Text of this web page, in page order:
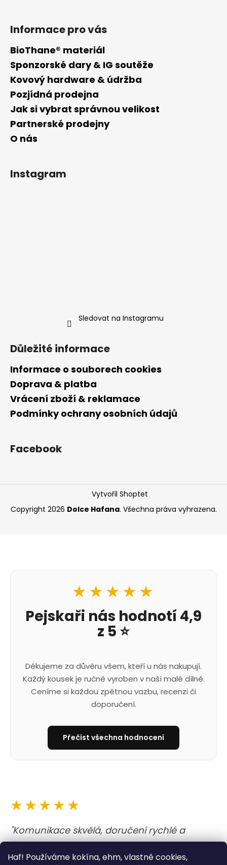
Haf! Používáme kokína, ehm, vlastně cookies,
Informace pro vás
BioThane® materiál
Sponzorské dary & IG soutěže
Kovový hardware & údržba
Pozjídná prodejna
Jak si vybrat správnou velikost
Partnerské prodejny
O nás
Instagram
Sledovat na Instagramu
Důležité informace
Informace o souborech cookies
Doprava & platba
Vrácení zboží & reklamace
Podmínky ochrany osobních údajů
Facebook
Vytvořil Shoptet
Copyright 2026 Dolce Hafana. Všechna práva vyhrazena.
★★★★★
Pejskaři nás hodnotí 4,9
z 5 ⭐
Děkujeme za důvěru všem, kteří u nás nakupují.
Každý kousek je ručně vyroben v naší malé dílně.
Ceníme si každou zpětnou vazbu, recenzi či
doporučení.
Přečíst všechna hodnocení
★★★★★
"Komunikace skvělá, doručení rychlé a
obojek i vodítko nejen krásné, ale i kvalitně
udělané. A barvy jsou prostě boží. Opravdu